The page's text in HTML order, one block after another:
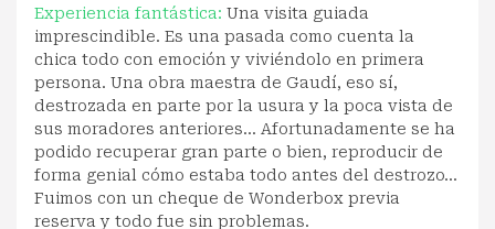
Experiencia fantástica: Una visita guiada
imprescindible. Es una pasada como cuenta la
chica todo con emoción y viviéndolo en primera
persona. Una obra maestra de Gaudí, eso sí,
destrozada en parte por la usura y la poca vista de
sus moradores anteriores... Afortunadamente se ha
podido recuperar gran parte o bien, reproducir de
forma genial cómo estaba todo antes del destrozo...
Fuimos con un cheque de Wonderbox previa
reserva y todo fue sin problemas.